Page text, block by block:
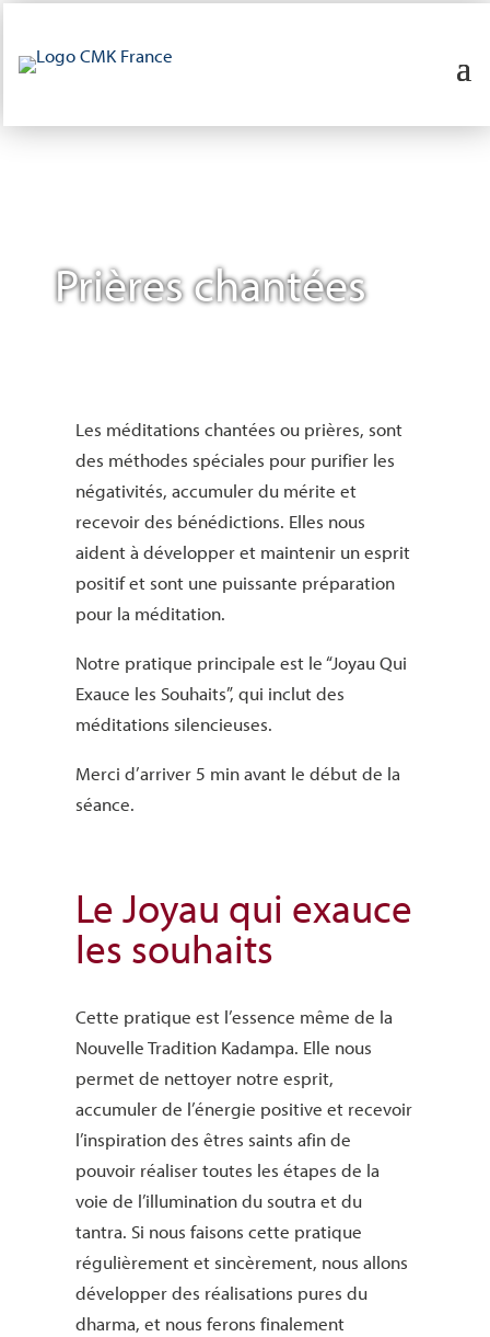
Prières chantées
Les méditations chantées ou prières, sont
des méthodes spéciales pour purifier les
négativités, accumuler du mérite et
recevoir des bénédictions. Elles nous
aident à développer et maintenir un esprit
positif et sont une puissante préparation
pour la méditation.
Notre pratique principale est le “Joyau Qui
Exauce les Souhaits”, qui inclut des
méditations silencieuses.
Merci d’arriver 5 min avant le début de la
séance.
Le Joyau qui exauce
les souhaits
Cette pratique est l’essence même de la
Nouvelle Tradition Kadampa. Elle nous
permet de nettoyer notre esprit,
accumuler de l’énergie positive et recevoir
l’inspiration des êtres saints afin de
pouvoir réaliser toutes les étapes de la
voie de l’illumination du soutra et du
tantra. Si nous faisons cette pratique
régulièrement et sincèrement, nous allons
développer des réalisations pures du
dharma, et nous ferons finalement